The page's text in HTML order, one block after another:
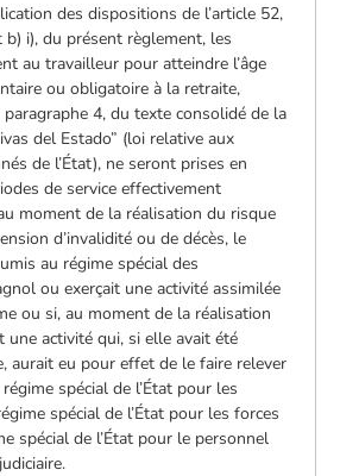
des dispositions de l’article 52,
b) i), du présent règlement, les
au travailleur pour atteindre l’âge
ou obligatoire à la retraite,
paragraphe 4, du texte consolidé de la
del Estado” (loi relative aux
de l’État), ne seront prises en
de service effectivement
moment de la réalisation du risque
d’invalidité ou de décès, le
au régime spécial des
ou exerçait une activité assimilée
ou si, au moment de la réalisation
une activité qui, si elle avait été
aurait eu pour effet de le faire relever
spécial de l’État pour les
spécial de l’État pour les forces
spécial de l’État pour le personnel